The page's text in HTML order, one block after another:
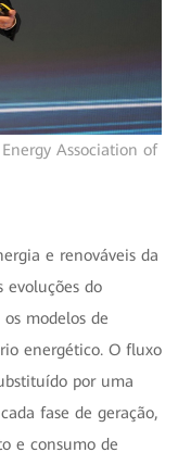
Association of
e renováveis da
evoluções do
modelos de
energético. O fluxo
por uma
fase de geração,
e consumo de